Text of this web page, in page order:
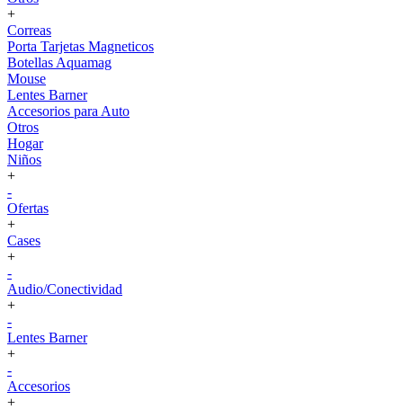
+
Correas
Porta Tarjetas Magneticos
Botellas Aquamag
Mouse
Lentes Barner
Accesorios para Auto
Otros
Hogar
Niños
+
-
Ofertas
+
Cases
+
-
Audio/Conectividad
+
-
Lentes Barner
+
-
Accesorios
+